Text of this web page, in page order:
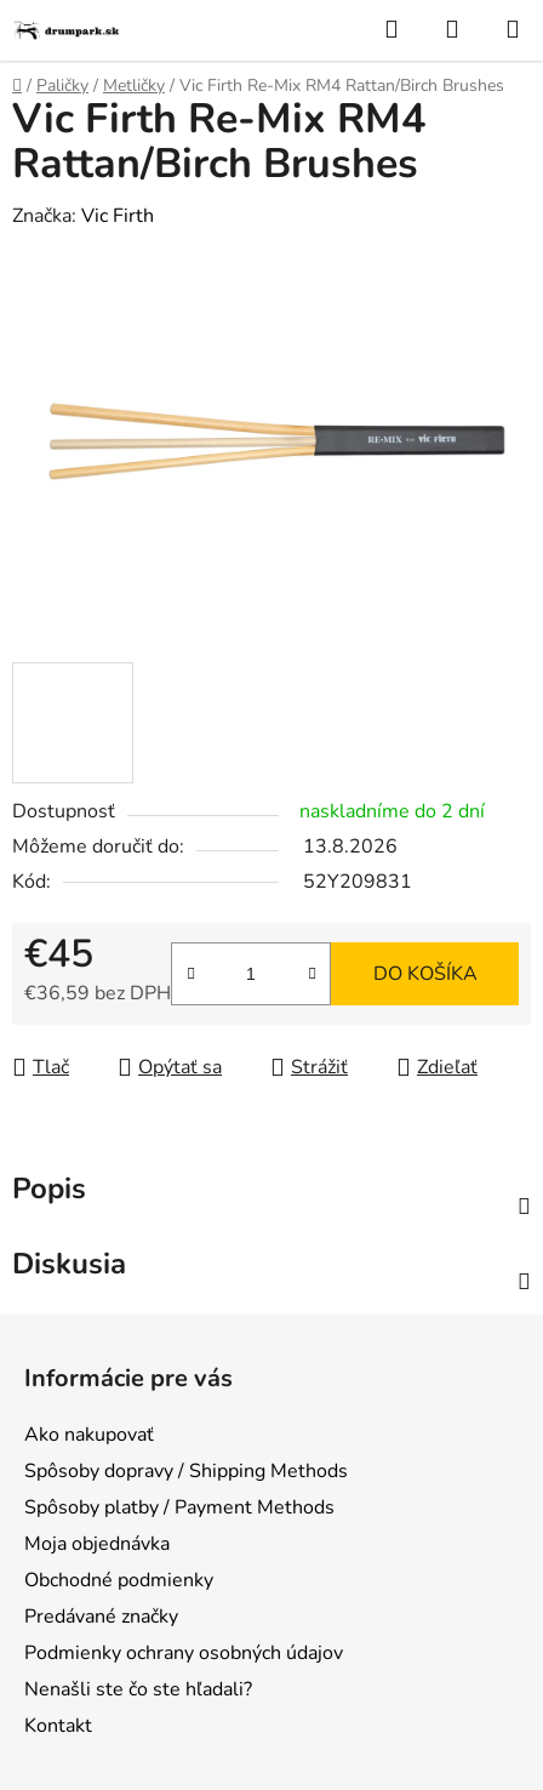
na
obsah
Hľadať
KOŠÍK
Domov
/ Paličky / Metličky / Vic Firth Re-Mix RM4 Rattan/Birch Brushes
Dostupnosť
naskladníme do 2 dní
Môžeme doručiť do:
13.8.2026
Kód:
52Y209831
€45
€36,59 bez DPH
DO KOŠÍKA
Tlač Opýtať sa Strážiť Zdieľať
Vic Firth Re-Mix RM4
Rattan/Birch Brushes
Značka: Vic Firth
Popis
Diskusia
Informácie pre vás
Ako nakupovať
Spôsoby dopravy / Shipping Methods
Spôsoby platby / Payment Methods
Moja objednávka
Obchodné podmienky
Predávané značky
Podmienky ochrany osobných údajov
Nenašli ste čo ste hľadali?
Kontakt